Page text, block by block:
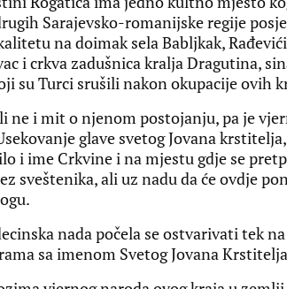
Sarajevsko-romanijske regije
na doimak sela Babljkak,
i crkva zadušnica kralja Dragutina,
su Turci srušili nakon okupacije ovih
ne i mit o njenom postojanju, pa je
glave svetog Jovana
i ime Crkvine i na mjestu gdje se
sveštenika, ali uz nadu da će ovdje
nada počela se ostvarivati tek
sa imenom Svetog Jovana